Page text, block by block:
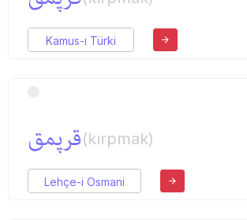
Kamus-ı Türki
قرپمق(kırpmak)
Lehçe-i Osmani